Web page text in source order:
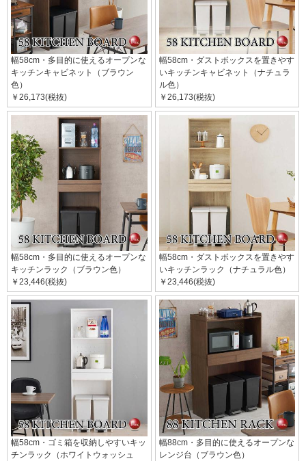
幅58cm・多目的に使えるオープンな
キッチンキャビネット（ブラウン
色）
￥26,173(税抜)
幅58cm・ダストボックスを置きやす
いキッチンキャビネット（ナチュラ
ル色）
￥26,173(税抜)
幅58cm・多目的に使えるオープンな
キッチンラック（ブラウン色）
￥23,446(税抜)
幅58cm・ダストボックスを置きやす
いキッチンラック（ナチュラル色）
￥23,446(税抜)
幅58cm・ゴミ箱を収納しやすいキッ
チンラック（ホワイトウォッシュ
幅88cm・多目的に使えるオープンな
レンジ台（ブラウン色）